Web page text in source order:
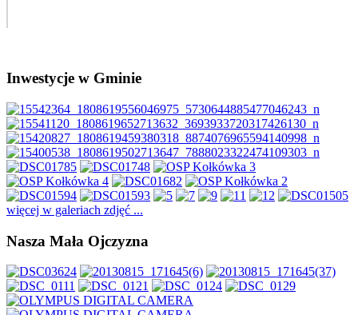
Inwestycje w Gminie
więcej w galeriach zdjęć ...
Nasza Mała Ojczyzna